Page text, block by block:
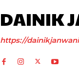
DAINIK
https://